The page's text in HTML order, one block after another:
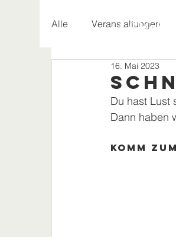
Alle Veranstaltungen
Geschichte16. Mai 2023
Du hast Lust
Dann haben
Komm